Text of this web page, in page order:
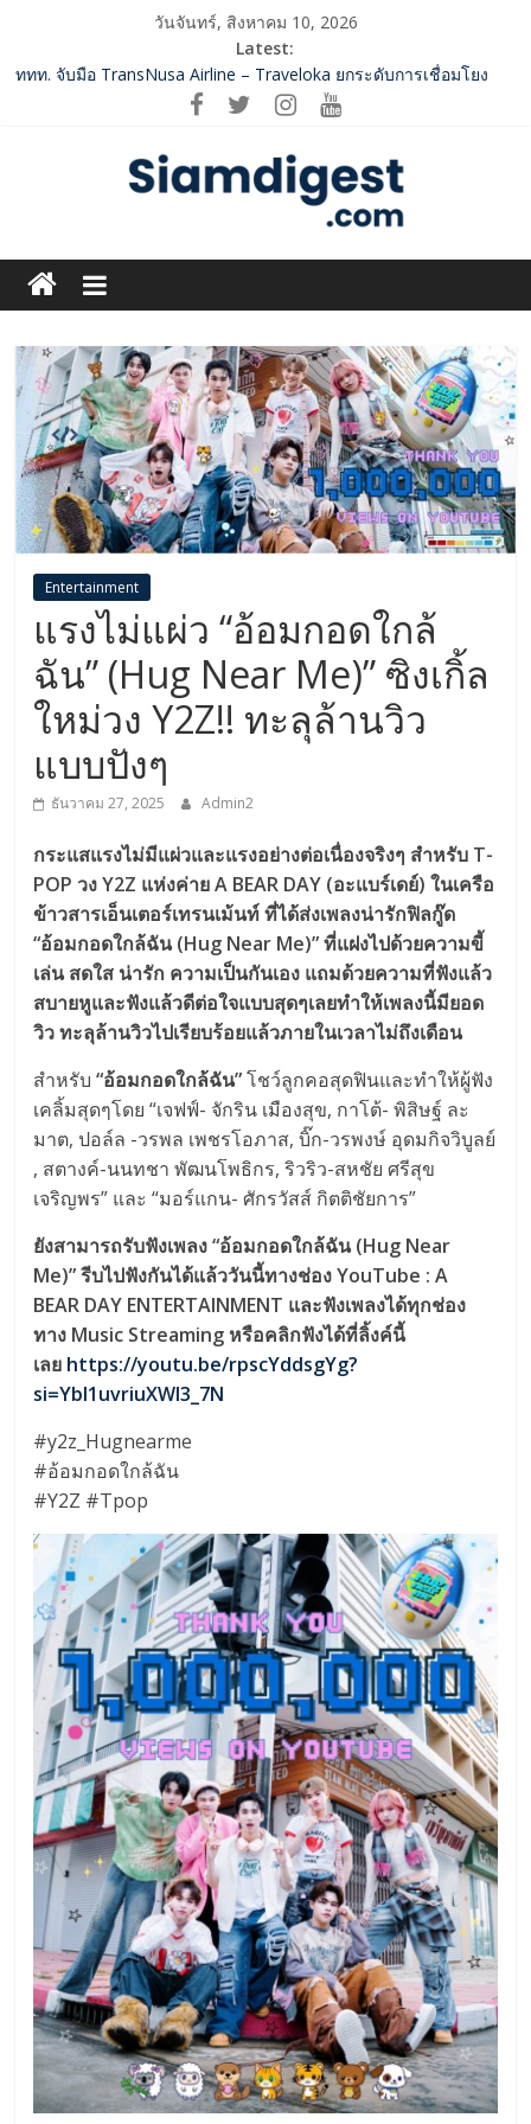
content
วันจันทร์, สิงหาคม 10, 2026
Latest:
ททท. จับมือ TransNusa Airline – Traveloka ยกระดับการเชื่อมโยง
ไทย–อินโดนีเซีย ดันไทยสู่จุดหมายปลายทางคุณภาพ เชื่อม Asean
กกท.เปิดเกมรุก! ดันเอเชียนเกมส์ให้เป็นมากกว่าการแข่งขัน ผ่าน
แคมเปญระดับชาติ
Vitafoods Asia 2026 ตัวเร่งอุตสาหกรรมสารสกัดไทย ชูงานวิจัย –
เครือข่ายโลก สร้างมูลค่าเศรษฐกิจใหม่ ขานรับตลาดโภชนาการ
สุขภาพโลกโตทะลุล้านล้านดอลลาร์
‘RAKSAPHAN’ เปิดฉากคอลเลกชันระดับมาสเตอร์พีซคอลเลกชันแรก
รังสรรค์ “ผ้าลายน้ำไหล” สู่ชิ้นงานศิลปะสะสมสุดลิมิเต็ด ถ่ายทอด
SME D Bank ผนึกกำลัง สถาบันอาหาร เปิดตัว “FOODNext SME D
Navigator” ชูยุทธศาสตร์ “แหล่งทุนคู่องค์ความรู้” ติดปีก SME อาหาร
ไทยแข่งขันได้ในเวทีโลก
Siam
Digest.com
ฺีBusiness
Variety
Entertainment
แรงไม่แผ่ว “อ้อมกอดใกล้
ฉัน” (Hug Near Me)” ซิงเกิ้ล
ใหม่วง Y2Z!! ทะลุล้านวิว
แบบปังๆ
ธันวาคม 27, 2025 Admin2
กระแสแรงไม่มีแผ่วและแรงอย่างต่อเนื่องจริงๆ สำหรับ T-
POP วง Y2Z แห่งค่าย A BEAR DAY (อะแบร์เดย์) ในเครือ
ข้าวสารเอ็นเตอร์เทรนเม้นท์ ที่ได้ส่งเพลงน่ารักฟิลกู๊ด
“อ้อมกอดใกล้ฉัน (Hug Near Me)” ที่แฝงไปด้วยความขี้
เล่น สดใส น่ารัก ความเป็นกันเอง แถมด้วยความที่ฟังแล้ว
สบายหูและฟังแล้วดีต่อใจแบบสุดๆเลยทำให้เพลงนี้มียอด
วิว ทะลุล้านวิวไปเรียบร้อยแล้วภายในเวลาไม่ถึงเดือน
สำหรับ“อ้อมกอดใกล้ฉัน”โชว์ลูกคอสุดฟินและทำให้ผู้ฟัง
เคลิ้มสุดๆโดย “เจฟฟ์- จักริน เมืองสุข, กาโต้- พิสิษฐ์ ละ
มาต, ปอล์ล -วรพล เพชรโอภาส, บิ๊ก-วรพงษ์ อุดมกิจวิบูลย์
, สตางค์-นนทชา พัฒนโพธิกร, ริวริว-สหชัย ศรีสุข
เจริญพร” และ “มอร์แกน- ศักรวัสส์ กิตติชัยการ”
ยังสามารถรับฟังเพลง “อ้อมกอดใกล้ฉัน (Hug Near
Me)” รีบไปฟังกันได้แล้ววันนี้ทางช่อง YouTube : A
BEAR DAY ENTERTAINMENT และฟังเพลงได้ทุกช่อง
ทาง Music Streaming หรือคลิกฟังได้ที่ลิ้งค์นี้
เลย https://youtu.be/rpscYddsgYg?
si=YbI1uvriuXWl3_7N
#y2z_Hugnearme
#อ้อมกอดใกล้ฉัน
#Y2Z #Tpop